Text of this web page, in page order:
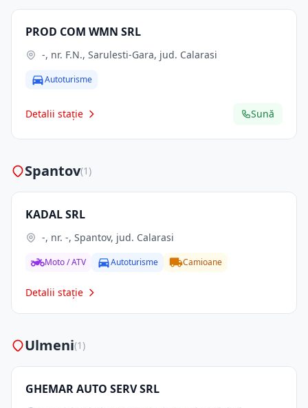
PROD COM WMN SRL
-, nr. F.N., Sarulesti-Gara, jud. Calarasi
Autoturisme
Detalii stație Sună
Spantov(1)
KADAL SRL
-, nr. -, Spantov, jud. Calarasi
Moto / ATV Autoturisme Camioane
Detalii stație
Ulmeni(1)
GHEMAR AUTO SERV SRL